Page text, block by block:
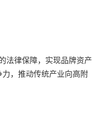
法律保障，实现品牌资产
，推动传统产业向高附